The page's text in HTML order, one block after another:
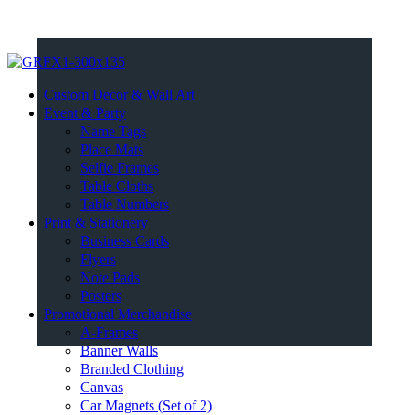
Custom Decor & Wall Art
Event & Party
Name Tags
Place Mats
Selfie Frames
Table Cloths
Table Numbers
Print & Stationery
Business Cards
Flyers
Note Pads
Posters
Promotional Merchandise
A-Frames
Banner Walls
Branded Clothing
Canvas
Car Magnets (Set of 2)